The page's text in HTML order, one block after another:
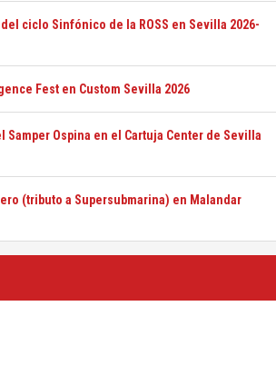
ciclo Sinfónico de la ROSS en Sevilla 2026-
Fest en Custom Sevilla 2026
Samper Ospina en el Cartuja Center de Sevilla
(tributo a Supersubmarina) en Malandar